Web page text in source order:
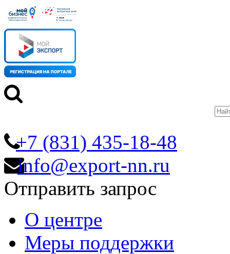
+7 (831) 435-18-48
info@export-nn.ru
Отправить запрос
О центре
Меры поддержки